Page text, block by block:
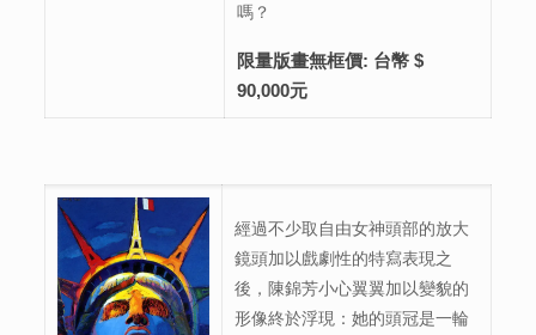
嗎？
限量版畫無框價: 台幣 $
90,000元
經過不少取自由女神頭部的放大
鏡頭加以戲劇性的特寫表現之
後，陳錦芳小心翼翼加以變貌的
形像終於浮現：她的頭冠是一輪